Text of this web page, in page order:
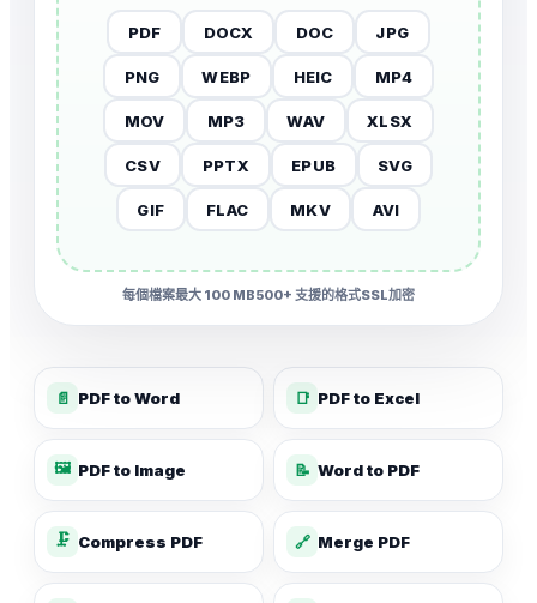
PDF DOCX DOC JPG
PNG WEBP HEIC MP4
MOV MP3 WAV XLSX
CSV PPTX EPUB SVG
GIF FLAC MKV AVI
每個檔案最大 100 MB500+ 支援的格式SSL加密
📄 PDF to Word 📑 PDF to Excel
🖼️ PDF to Image 📝 Word to PDF
🗜️ Compress PDF 🔗 Merge PDF